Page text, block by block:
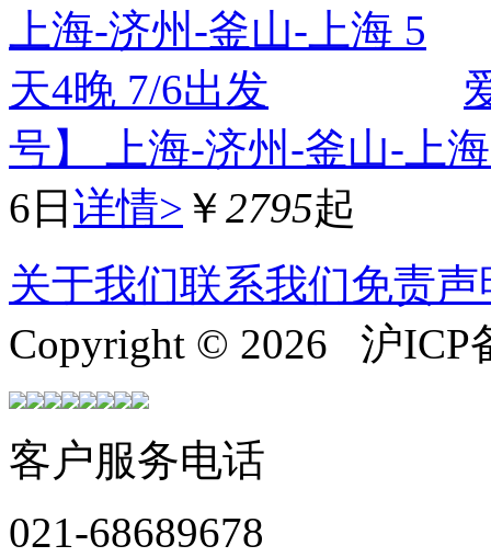
号】 上海-济州-釜山-上
6日 详情> ￥2795起
关于我们联系我们免责声
Copyright © 2026 沪ICP
客户服务电话
021-68689678